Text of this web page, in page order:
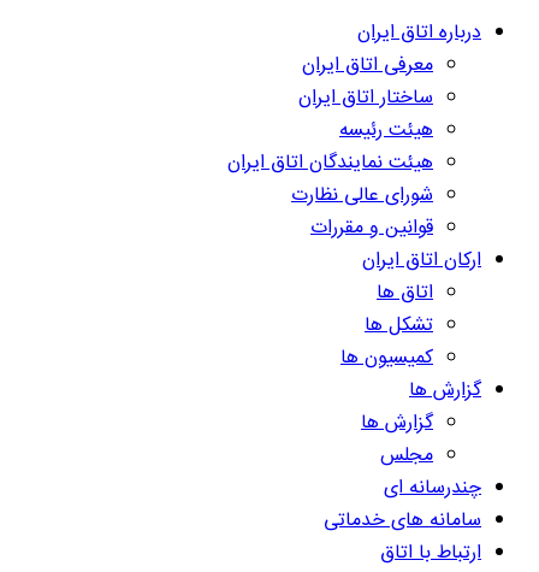
درباره اتاق ایران
معرفی اتاق ایران
ساختار اتاق ایران
هیئت رئیسه
هیئت نمایندگان اتاق ایران
شورای عالی نظارت
قوانین و مقررات
ارکان اتاق ایران
اتاق ها
تشکل ها
کمیسیون ها
گزارش ها
گزارش ها
مجلس
چندرسانه ای
سامانه های خدماتی
ارتباط با اتاق